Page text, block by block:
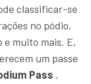
classificar-se
no pódio,
muito mais. E,
um passe
Pass ,